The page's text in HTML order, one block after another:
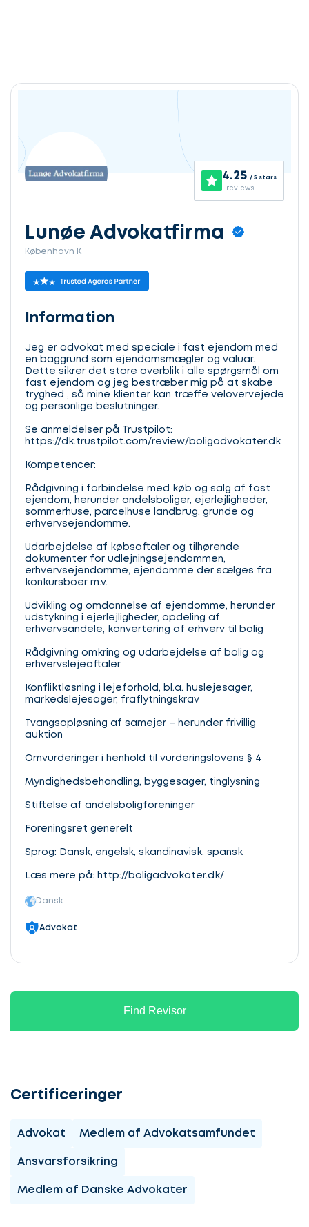
4.25 / 5 stars
1 reviews
Lunøe Advokatfirma
København K
Information
Jeg er advokat med speciale i fast ejendom med
en baggrund som ejendomsmægler og valuar.
Dette sikrer det store overblik i alle spørgsmål om
fast ejendom og jeg bestræber mig på at skabe
tryghed , så mine klienter kan træffe velovervejede
og personlige beslutninger.
Se anmeldelser på Trustpilot:
https://dk.trustpilot.com/review/boligadvokater.dk
Kompetencer:
Rådgivning i forbindelse med køb og salg af fast
ejendom, herunder andelsboliger, ejerlejligheder,
sommerhuse, parcelhuse landbrug, grunde og
erhvervsejendomme.
Udarbejdelse af købsaftaler og tilhørende
dokumenter for udlejningsejendommen,
erhvervsejendomme, ejendomme der sælges fra
konkursboer m.v.
Udvikling og omdannelse af ejendomme, herunder
udstykning i ejerlejligheder, opdeling af
erhvervsandele, konvertering af erhverv til bolig
Rådgivning omkring og udarbejdelse af bolig og
erhvervslejeaftaler
Konfliktløsning i lejeforhold, bl.a. huslejesager,
markedslejesager, fraflytningskrav
Tvangsopløsning af samejer – herunder frivillig
auktion
Omvurderinger i henhold til vurderingslovens § 4
Myndighedsbehandling, byggesager, tinglysning
Stiftelse af andelsboligforeninger
Foreningsret generelt
Sprog: Dansk, engelsk, skandinavisk, spansk
Læs mere på: http://boligadvokater.dk/
Dansk
Advokat
Find Revisor
Certificeringer
Advokat Medlem af Advokatsamfundet
Ansvarsforsikring
Medlem af Danske Advokater